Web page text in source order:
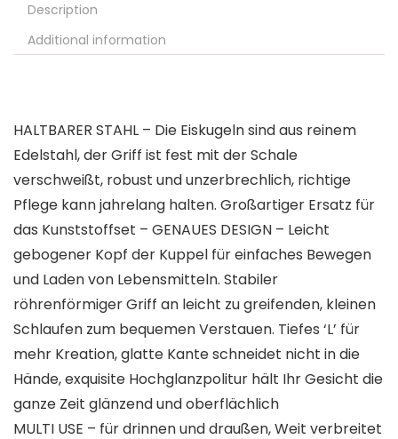
Description
Additional information
HALTBARER STAHL – Die Eiskugeln sind aus reinem
Edelstahl, der Griff ist fest mit der Schale
verschweißt, robust und unzerbrechlich, richtige
Pflege kann jahrelang halten. Großartiger Ersatz für
das Kunststoffset – GENAUES DESIGN – Leicht
gebogener Kopf der Kuppel für einfaches Bewegen
und Laden von Lebensmitteln. Stabiler
röhrenförmiger Griff an leicht zu greifenden, kleinen
Schlaufen zum bequemen Verstauen. Tiefes ‘L’ für
mehr Kreation, glatte Kante schneidet nicht in die
Hände, exquisite Hochglanzpolitur hält Ihr Gesicht die
ganze Zeit glänzend und oberflächlich
MULTI USE – für drinnen und draußen, Weit verbreitet